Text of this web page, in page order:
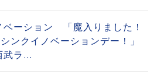
ベーション 「魔入りました！
ンクイノベーションデー！」
ラ...